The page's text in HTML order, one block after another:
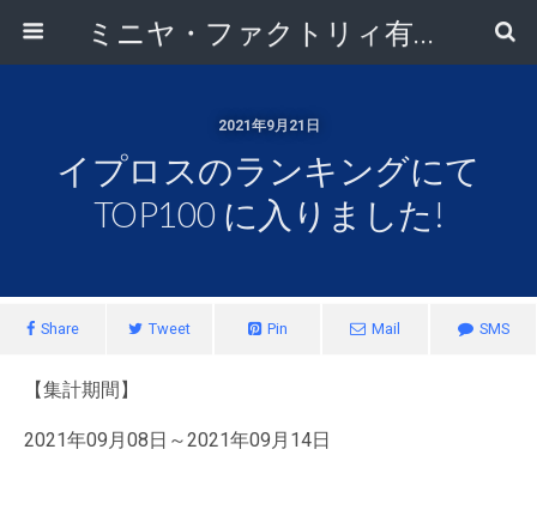
ミニヤ・ファクトリィ有限会社
2021年9月21日
イプロスのランキングにて
TOP100 に入りました!
Share Tweet Pin Mail SMS
【集計期間】
2021年09月08日～2021年09月14日